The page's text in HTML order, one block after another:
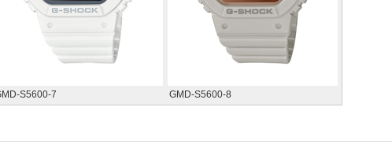
S5600-7 GMD-S5600-8